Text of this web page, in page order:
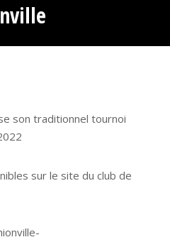
son traditionnel tournoi
sur le site du club de